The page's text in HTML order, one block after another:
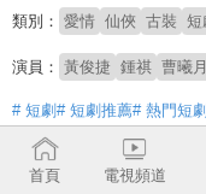
類別： 愛情 仙俠 古裝 短
演員： 黃俊捷 鍾祺 曹曦月
# 短劇 # 短劇推薦# 熱門短劇
首頁 電視頻道